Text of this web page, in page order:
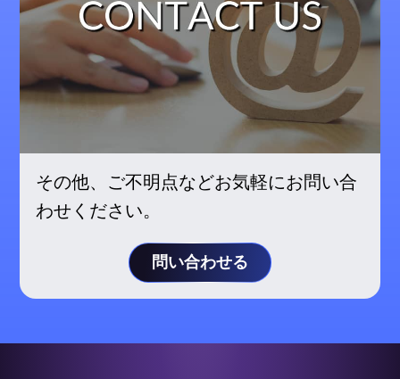
その他、ご不明点などお気軽にお問い合
わせください。
問い合わせる